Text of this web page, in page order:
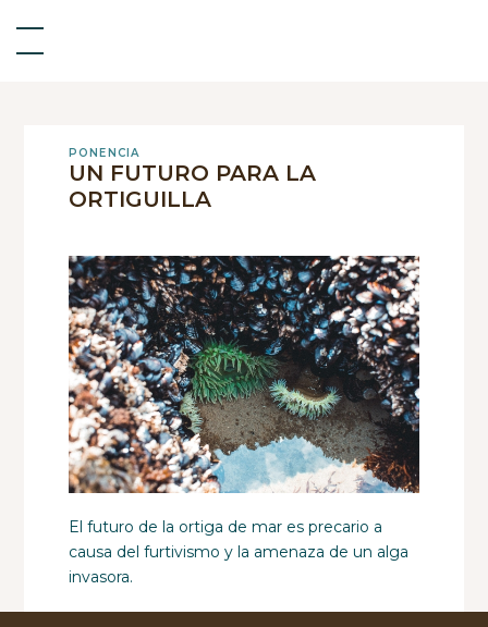
PONENCIA
UN FUTURO PARA LA
ORTIGUILLA
El futuro de la ortiga de mar es precario a
causa del furtivismo y la amenaza de un alga
invasora.